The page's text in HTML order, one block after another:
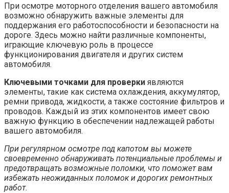
При осмотре моторного отделения вашего автомобиля
возможно обнаружить важные элементы для
поддержания его работоспособности и безопасности на
дороге. Здесь можно найти различные компоненты,
играющие ключевую роль в процессе
функционирования двигателя и других систем
автомобиля.
Ключевыми точками для проверки являются
элементы, такие как система охлаждения, аккумулятор,
ремни привода, жидкости, а также состояние фильтров и
проводов. Каждый из этих компонентов имеет свою
важную функцию в обеспечении надлежащей работы
вашего автомобиля.
При регулярном осмотре под капотом вы можете
своевременно обнаруживать потенциальные проблемы и
предотвращать возможные поломки, что поможет вам
избежать неожиданных поломок и дорогих ремонтных
работ.